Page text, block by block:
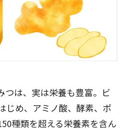
つは、実は栄養も豊富。ビ
じめ、アミノ酸、酵素、ポ
種類を超える栄養素を含ん